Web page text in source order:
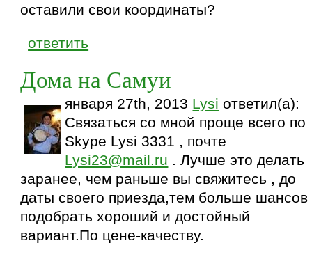
оставили свои координаты?
ответить
Дома на Самуи
января 27th, 2013 Lysi ответил(а):
Связаться со мной проще всего по
Skype Lysi 3331 , почте
Lysi23@mail.ru . Лучше это делать
заранее, чем раньше вы свяжитесь , до
даты своего приезда,тем больше шансов
подобрать хороший и достойный
вариант.По цене-качеству.